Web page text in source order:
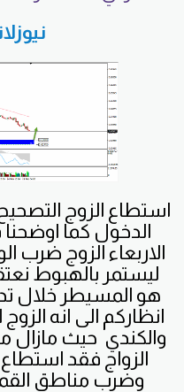
استطاع الزوج
الدخول كما
الاربعاء الزوج ضرب
ليستمر بالهبوط
هو المسيطر خلال
انظاركم الى انه
والكندي حيث مازال
الزواج فقد استطاع
وضرب مناطق